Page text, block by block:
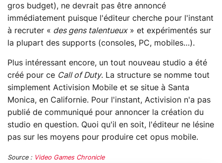
gros budget), ne devrait pas être annoncé
immédiatement puisque l'éditeur cherche pour l'instant
à recruter « des gens talentueux» et expérimentés sur
la plupart des supports (consoles, PC, mobiles…).
Plus intéressant encore, un tout nouveau studio a été
créé pour ce Call of Duty. La structure se nomme tout
simplement Activision Mobile et se situe à Santa
Monica, en Californie. Pour l'instant, Activision n'a pas
publié de communiqué pour annoncer la création du
studio en question. Quoi qu'il en soit, l'éditeur ne lésine
pas sur les moyens pour produire cet opus mobile.
Source : Video Games Chronicle